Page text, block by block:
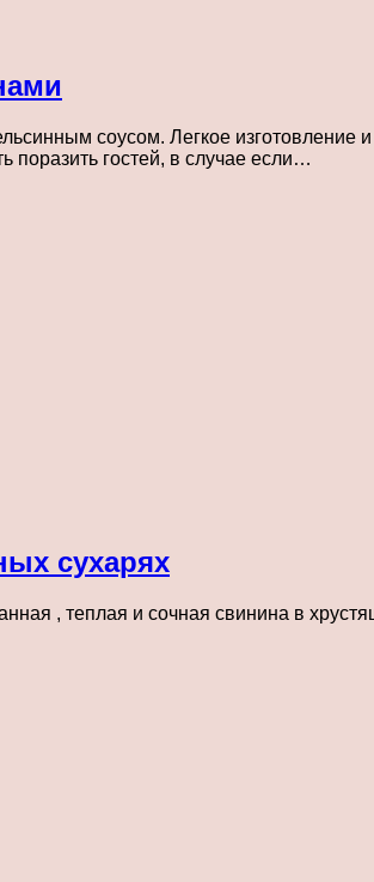
соусом. Легкое
гостей, в случае если…
сухарях
, теплая и сочная свинина в